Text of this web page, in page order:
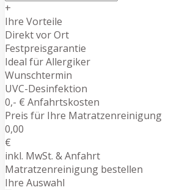
+
Ihre Vorteile
Direkt vor Ort
Festpreisgarantie
Ideal für Allergiker
Wunschtermin
UVC-Desinfektion
0,- € Anfahrtskosten
Preis für Ihre Matratzenreinigung
0,00
€
inkl. MwSt. & Anfahrt
Matratzenreinigung bestellen
Ihre Auswahl